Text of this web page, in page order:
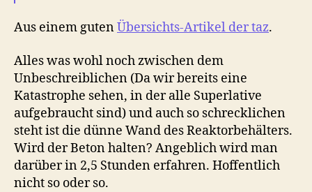
Aus einem gutenÜbersichts-Artikel der taz.
Alles was wohl noch zwischen dem
Unbeschreiblichen (Da wir bereits eine
Katastrophe sehen, in der alle Superlative
aufgebraucht sind) und auch so schrecklichen
steht ist die dünne Wand des Reaktorbehälters.
Wird der Beton halten? Angeblich wird man
darüber in 2,5 Stunden erfahren. Hoffentlich
nicht so oder so.